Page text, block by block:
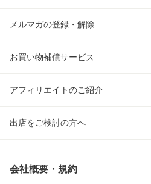
メルマガの登録・解除
お買い物補償サービス
アフィリエイトのご紹介
出店をご検討の方へ
会社概要・規約